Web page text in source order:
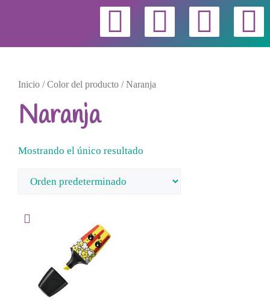
Inicio / Color del producto / Naranja
Naranja
Mostrando el único resultado